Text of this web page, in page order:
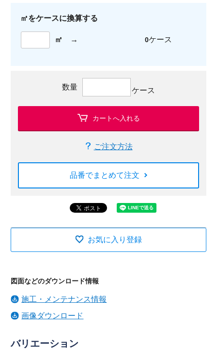
㎡をケースに換算する
㎡ → 0ケース
数量 ケース
カートへ入れる
ご注文方法
品番でまとめて注文
お気に入り登録
図面などのダウンロード情報
施工・メンテナンス情報
画像ダウンロード
バリエーション